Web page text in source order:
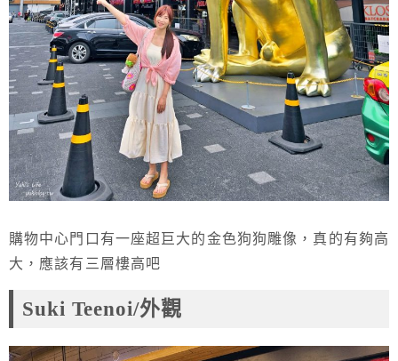
購物中心門口有一座超巨大的金色狗狗雕像，真的有夠高
大，應該有三層樓高吧
Suki Teenoi/外觀